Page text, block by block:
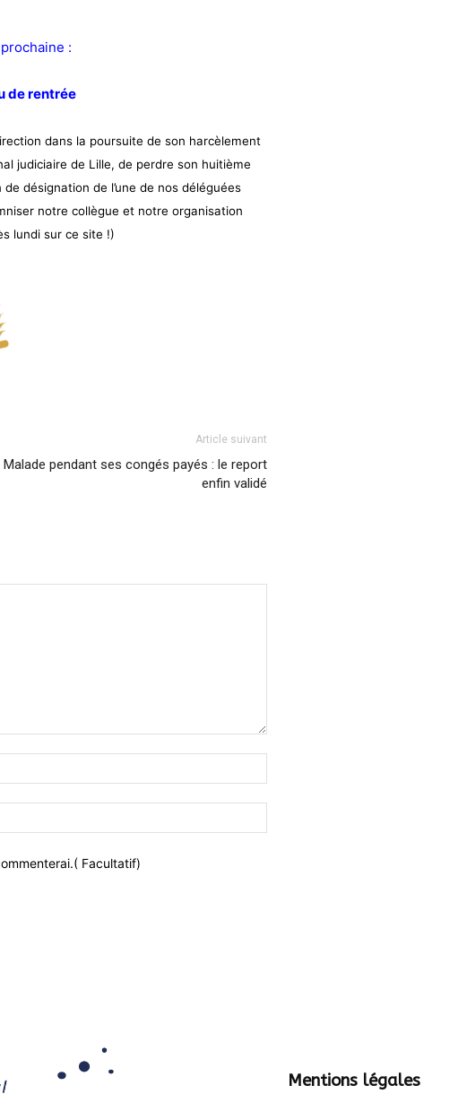
:
de rentrée
dans la poursuite de son harcèlement
judiciaire de Lille, de perdre son huitième
désignation de l’une de nos déléguées
notre collègue et notre organisation
lundi sur ce site !)
Article suivant
Malade pendant ses congés payés : le report
enfin validé
Facultatif)
Mentions légales